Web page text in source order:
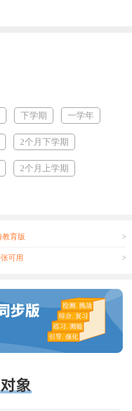
下学期 一学年
2个月下学期
2个月上学期
教育版 >
可用 >